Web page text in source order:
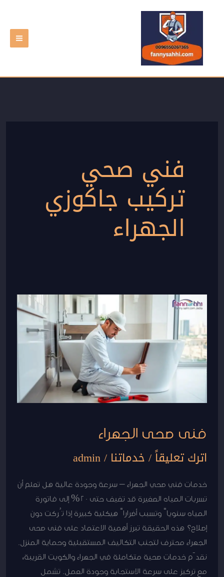
تخطي
المحتوى
فني صحي
تركيب جاكوزي
الجهراء
فنى صحى الجهراء
اترك تعليقاً/خدماتنا /
admin
خدمات فني صحي الجهراء – سرعة وجودة عالية هل تعلم أن
تسربات المياه الصغيرة قد تضيف حتى 20% إلى فاتورة
المياه سنوياً وتسبب أضراراً هيكلية كبيرة إذا تُركت دون
إصلاح؟ هذه الحقيقة تبرز أهمية الاعتماد على فنى صحى
الجهراء محترف لتجنب التكاليف المستقبلية وحماية المنزل.
نقدّم خدمات صحية متكاملة في الجهراء والكويت القريبة،
مع تركيز على سرعة الاستجابة وجودة العمل. تشمل
فنى
الجهراء